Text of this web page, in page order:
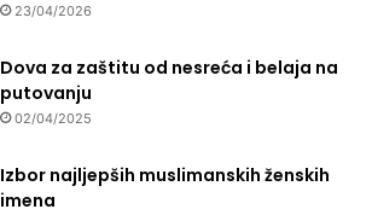
23/04/2026
Dova za zaštitu od nesreća i belaja na
putovanju
02/04/2025
Izbor najljepših muslimanskih ženskih
imena